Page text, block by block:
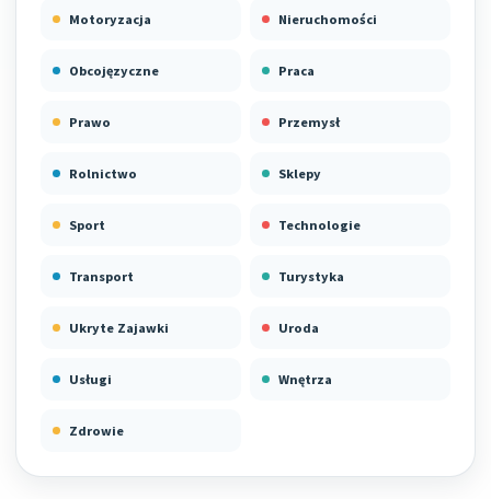
Motoryzacja Nieruchomości
Obcojęzyczne Praca
Prawo Przemysł
Rolnictwo Sklepy
Sport Technologie
Transport Turystyka
Ukryte Zajawki Uroda
Usługi Wnętrza
Zdrowie